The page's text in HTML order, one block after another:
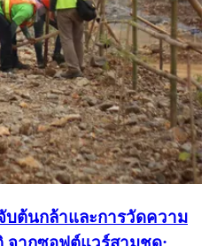
บต้นกล้าและการวัดความ